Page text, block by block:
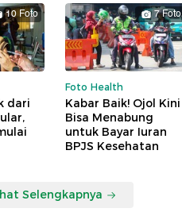
10 Foto
dari
7 Foto
Foto Health
Kabar Baik! Ojol Kini
Bisa Menabung
untuk Bayar Iuran
BPJS Kesehatan
Selengkapnya